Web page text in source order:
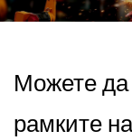
Можете
рамките